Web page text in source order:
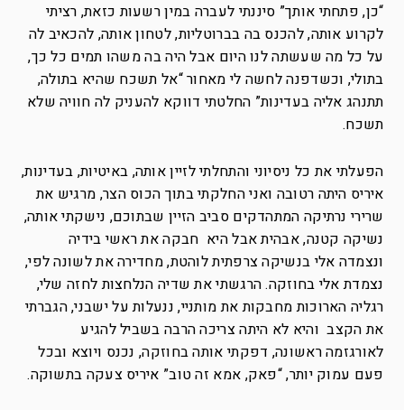
“כן, פתחתי אותך” סיננתי לעברה במין רשעות כזאת, רציתי
לקרוע אותה, להכנס בה בברוטליות, לטחון אותה, להכאיב לה
על כל מה שעשתה לנו היום אבל היה בה משהו תמים כל כך,
בתולי, וכשדפנה לחשה לי מאחור “אל תשכח שהיא בתולה,
תתנהג אליה בעדינות” החלטתי דווקא להעניק לה חוויה שלא
תשכח.
הפעלתי את כל ניסיוני והתחלתי לזיין אותה, באיטיות, בעדינות,
איריס היתה רטובה ואני החלקתי בתוך הכוס הצר, מרגיש את
שרירי נרתיקה המתהדקים סביב הזיין שבתוכם, נישקתי אותה,
נשיקה קטנה, אבהית אבל היא חבקה את ראשי בידיה
ונצמדה אלי בנשיקה צרפתית לוהטת, מחדירה את לשונה לפי,
נצמדת אלי בחוזקה. הרגשתי את שדיה הנלחצות לחזה שלי,
רגליה הארוכות מחבקות את מותניי, ננעלות על ישבני, הגברתי
את הקצב והיא לא היתה צריכה הרבה בשביל להגיע
לאורגזמה ראשונה, דפקתי אותה בחוזקה, נכנס ויוצא ובכל
פעם עמוק יותר, “פאק, אמא זה טוב” איריס צעקה בתשוקה.